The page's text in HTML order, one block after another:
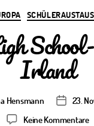
Kategorien
Irland
Hensmann
23.
Keine Kommentarezu